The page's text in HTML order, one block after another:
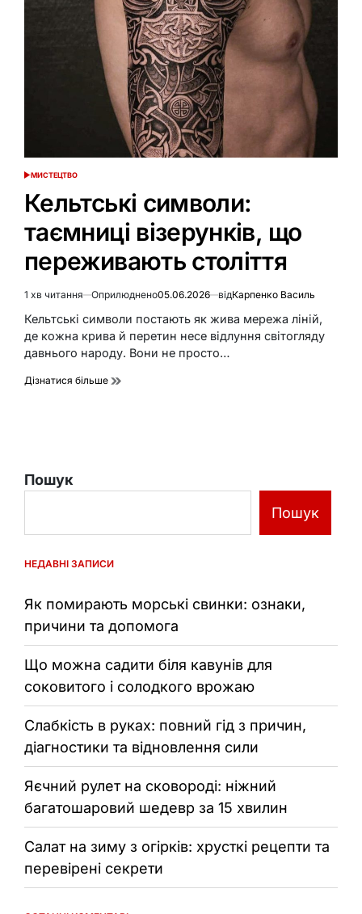
ОПУБЛІКУВАТИ
МИСТЕЦТВО
Кельтські символи:
таємниці візерунків, що
переживають століття
Орієнтовний
час
1 хв читання Оприлюднено05.06.2026 відКарпенко Василь
Кельтські символи постають як жива мережа ліній,
де кожна крива й перетин несе відлуння світогляду
давнього народу. Вони не просто…
Дізнатися більше
Пошук
Пошук
НЕДАВНІ ЗАПИСИ
Як помирають морські свинки: ознаки,
причини та допомога
Що можна садити біля кавунів для
соковитого і солодкого врожаю
Слабкість в руках: повний гід з причин,
діагностики та відновлення сили
Яєчний рулет на сковороді: ніжний
багатошаровий шедевр за 15 хвилин
Салат на зиму з огірків: хрусткі рецепти та
перевірені секрети